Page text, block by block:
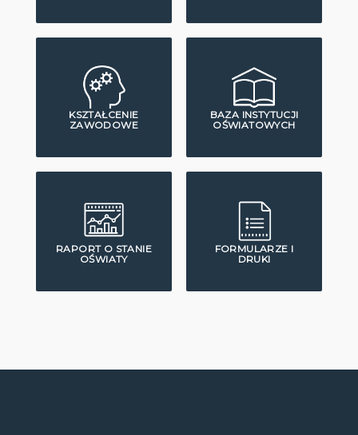
KSZTAŁCENIE
ZAWODOWE
BAZA INSTYTUCJI
OŚWIATOWYCH
RAPORT O STANIE
OŚWIATY
FORMULARZE I
DRUKI